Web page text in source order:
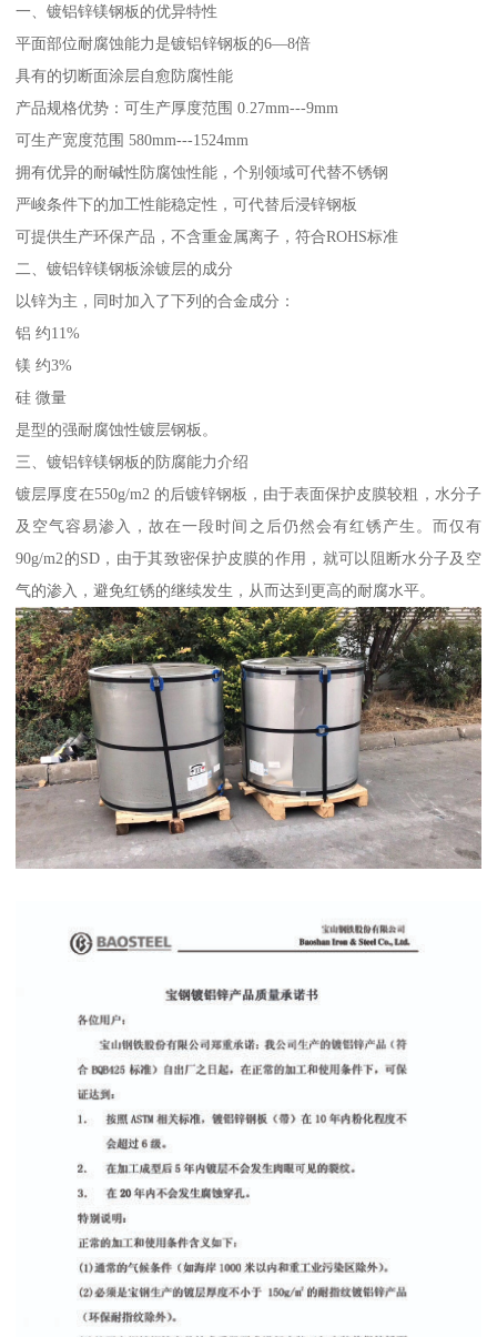
一、镀铝锌镁钢板的优异特性
平面部位耐腐蚀能力是镀铝锌钢板的6—8倍
具有的切断面涂层自愈防腐性能
产品规格优势：可生产厚度范围 0.27mm---9mm
可生产宽度范围 580mm---1524mm
拥有优异的耐碱性防腐蚀性能，个别领域可代替不锈钢
严峻条件下的加工性能稳定性，可代替后浸锌钢板
可提供生产环保产品，不含重金属离子，符合ROHS标准
二、镀铝锌镁钢板涂镀层的成分
以锌为主，同时加入了下列的合金成分：
铝 约11%
镁 约3%
硅 微量
是型的强耐腐蚀性镀层钢板。
三、镀铝锌镁钢板的防腐能力介绍
镀层厚度在550g/m2 的后镀锌钢板，由于表面保护皮膜较粗，水分子
及空气容易渗入，故在一段时间之后仍然会有红锈产生。而仅有
90g/m2的SD，由于其致密保护皮膜的作用，就可以阻断水分子及空
气的渗入，避免红锈的继续发生，从而达到更高的耐腐水平。